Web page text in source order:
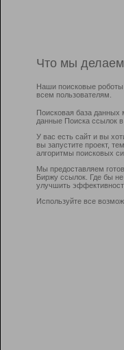
Что мы
Наши поисковые роботы
всем пользователям.
Поисковая база
данные Поиска ссылок
У вас есть сайт и вы
вы запустите проект,
алгоритмы поисковых
Мы предоставляем
Биржу ссылок. Где бы
улучшить
Используйте все